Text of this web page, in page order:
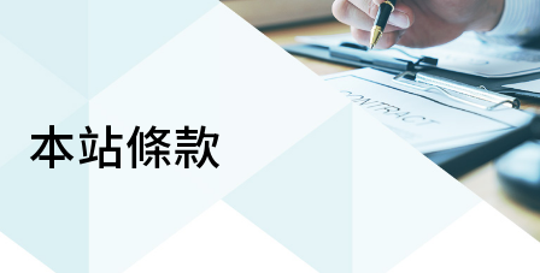
AI VMS 影像管理平台
AI 一站式解決方案
輕量化監控(16-32路)
大範圍監控(64-256路)
技術支援
本站條款